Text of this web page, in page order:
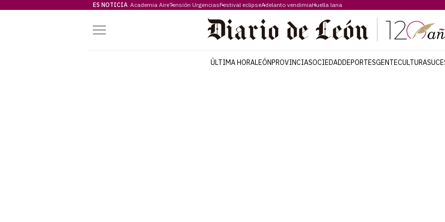
ES NOTICIA Academia AireTensión UrgenciasFestival eclipseAdelanto vendimiaHuella lana
Menú
ÚLTIMA HORALEÓNPROVINCIASOCIEDADDEPORTESGENTECULTURA